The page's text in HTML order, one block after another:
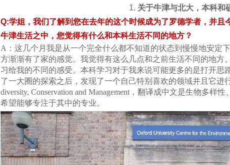
1. 关于牛津与北大，本科和
Q:学姐，我们了解到您在去年的这个时候成为了罗德学者，并且
牛津生活之中，您觉得有什么和本科生活不同的地方？
A：这几个月我是从一个完全什么都不知道的状态到慢慢地安定
方渐渐有了家的感觉。我觉得有这么几点和之前生活不同的地方
习给我的不同的感受。本科学习对于我来说可能更多的是打开思
了一大圈的探索之后，发现了一个自己特别喜欢的领域并且它进
diversity, Conservation and Management，翻译成中文是生物多样
希望能够专注于其中的专业。